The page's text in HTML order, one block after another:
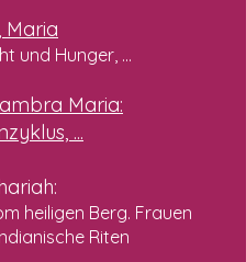
Maria
und Hunger, ...
Maria:
...
heiligen Berg. Frauen
Riten